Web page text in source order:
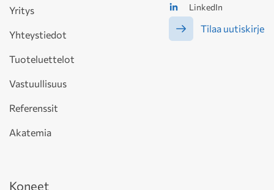
LinkedIn
Tilaa uutiskirje
Yritys
Yhteystiedot
Tuoteluettelot
Vastuullisuus
Referenssit
Akatemia
Koneet